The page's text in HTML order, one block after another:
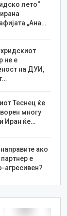
лето“
„Ана…
не е
на ДУИ,
Теснец ќе
многу
Иран ќе…
ако
е
агресивен?